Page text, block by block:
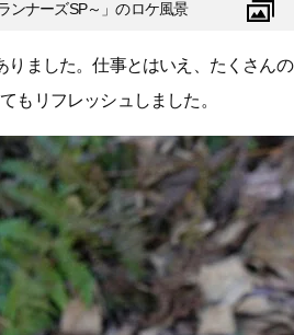
ンナーズSP～」のロケ風景
りました。仕事とはいえ、たくさんの
もリフレッシュしました。